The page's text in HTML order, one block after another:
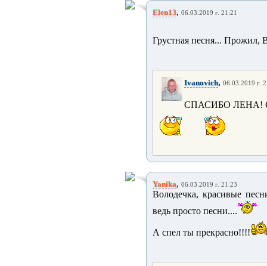
Elen13, 06.03.2019 г. 21:21
Грустная песня... Прожил,
Ivanovich, 06.03.2019 г.
СПАСИБО
Yanika, 06.03.2019 г. 21:23
Володечка, красивые
ведь просто песни....
А спел ты прекрасно!!!!